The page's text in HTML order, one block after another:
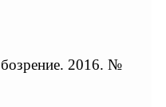
2016. №